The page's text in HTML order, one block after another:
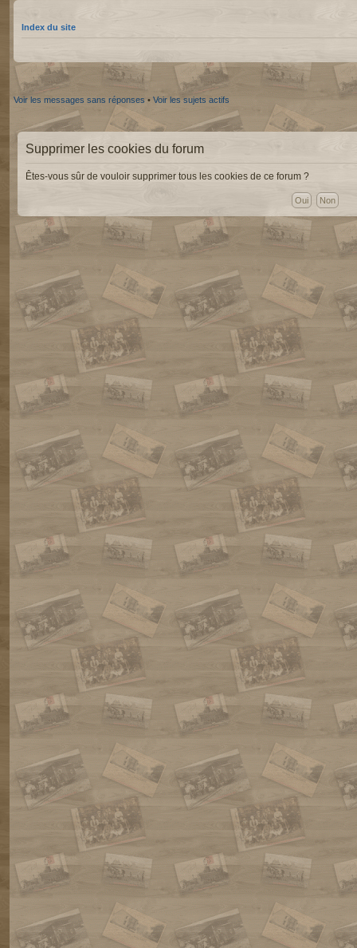
Index du site
Voir les messages sans réponses • Voir les sujets actifs
Supprimer les cookies du forum
Êtes-vous sûr de vouloir supprimer tous les cookies de ce forum ?